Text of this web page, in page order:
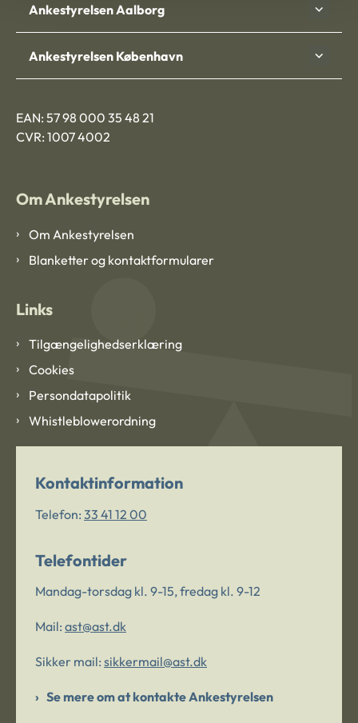
Ankestyrelsen Aalborg
Ankestyrelsen København
EAN: 57 98 000 35 48 21
CVR: 1007 4002
Om Ankestyrelsen
Om Ankestyrelsen
Blanketter og kontaktformularer
Links
Tilgængelighedserklæring
Cookies
Persondatapolitik
Whistleblowerordning
Kontaktinformation
Telefon: 33 41 12 00
Telefontider
Mandag-torsdag kl. 9-15, fredag kl. 9-12
Mail: ast@ast.dk
Sikker mail: sikkermail@ast.dk
Se mere om at kontakte Ankestyrelsen